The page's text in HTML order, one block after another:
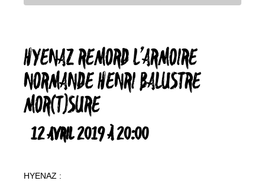
HYENAZ REMORD L’ARMOIRE
NORMANDE HENRI BALUSTRE
MOR(T)SURE
12 AVRIL 2019 À 20:00
HYENAZ :